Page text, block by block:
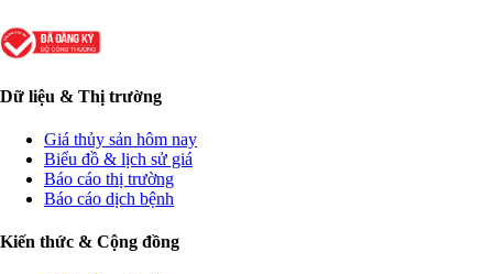
Dữ liệu & Thị trường
Giá thủy sản hôm nay
Biểu đồ & lịch sử giá
Báo cáo thị trường
Báo cáo dịch bệnh
Kiến thức & Cộng đồng